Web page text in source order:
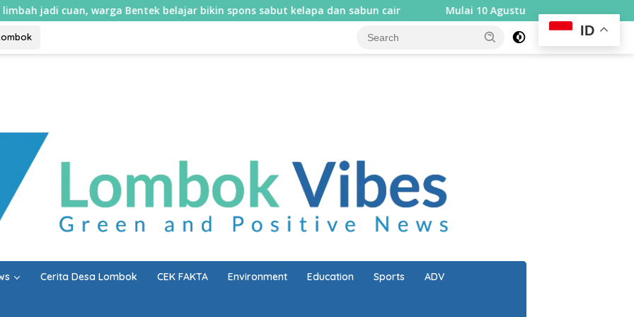
warga Bentek belajar bikin spons sabut kelapa dan sabun cair Mulai 10 Agustus, Rembiga berlakukan sistem satu
Cerita Desa Lombok CEK FAKTA Environment Education Sports ADV
ID